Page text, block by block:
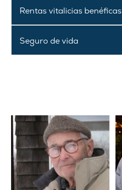
Rentas vitalicias benéficas
Seguro de vida